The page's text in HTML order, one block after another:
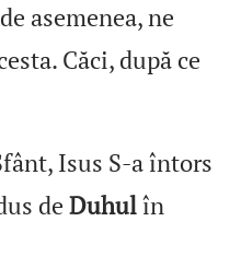
asemenea, ne
Căci, după ce
Isus S‑a întors
deDuhulîn